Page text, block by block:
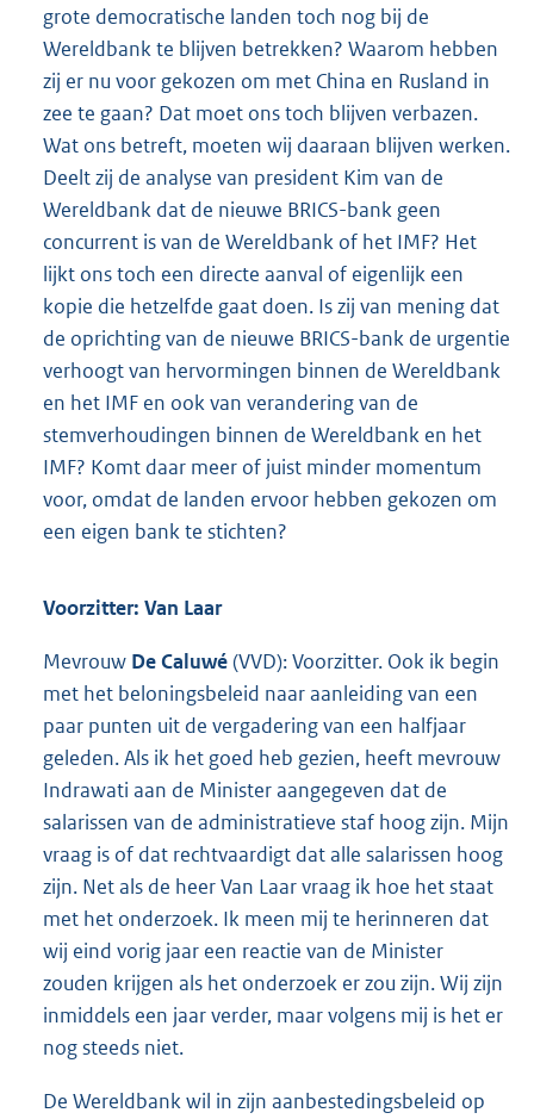
grote democratische landen toch nog bij de
Wereldbank te blijven betrekken? Waarom hebben
zij er nu voor gekozen om met China en Rusland in
zee te gaan? Dat moet ons toch blijven verbazen.
Wat ons betreft, moeten wij daaraan blijven werken.
Deelt zij de analyse van president Kim van de
Wereldbank dat de nieuwe BRICS-bank geen
concurrent is van de Wereldbank of het IMF? Het
lijkt ons toch een directe aanval of eigenlijk een
kopie die hetzelfde gaat doen. Is zij van mening dat
de oprichting van de nieuwe BRICS-bank de urgentie
verhoogt van hervormingen binnen de Wereldbank
en het IMF en ook van verandering van de
stemverhoudingen binnen de Wereldbank en het
IMF? Komt daar meer of juist minder momentum
voor, omdat de landen ervoor hebben gekozen om
een eigen bank te stichten?
Voorzitter: Van Laar
Mevrouw De Caluwé(VVD): Voorzitter. Ook ik begin
met het beloningsbeleid naar aanleiding van een
paar punten uit de vergadering van een halfjaar
geleden. Als ik het goed heb gezien, heeft mevrouw
Indrawati aan de Minister aangegeven dat de
salarissen van de administratieve staf hoog zijn. Mijn
vraag is of dat rechtvaardigt dat alle salarissen hoog
zijn. Net als de heer Van Laar vraag ik hoe het staat
met het onderzoek. Ik meen mij te herinneren dat
wij eind vorig jaar een reactie van de Minister
zouden krijgen als het onderzoek er zou zijn. Wij zijn
inmiddels een jaar verder, maar volgens mij is het er
nog steeds niet.
De Wereldbank wil in zijn aanbestedingsbeleid op